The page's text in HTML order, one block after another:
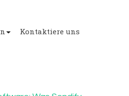
Kontaktiere uns